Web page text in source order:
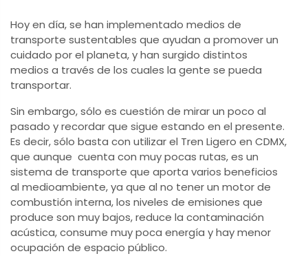
Hoy en día, se han implementado medios de
transporte sustentables que ayudan a promover un
cuidado por el planeta, y han surgido distintos
medios a través de los cuales la gente se pueda
transportar.
Sin embargo, sólo es cuestión de mirar un poco al
pasado y recordar que sigue estando en el presente.
Es decir, sólo basta con utilizar el Tren Ligero en CDMX,
que aunque cuenta con muy pocas rutas, es un
sistema de transporte que aporta varios beneficios
al medioambiente, ya que al no tener un motor de
combustión interna, los niveles de emisiones que
produce son muy bajos, reduce la contaminación
acústica, consume muy poca energía y hay menor
ocupación de espacio público.